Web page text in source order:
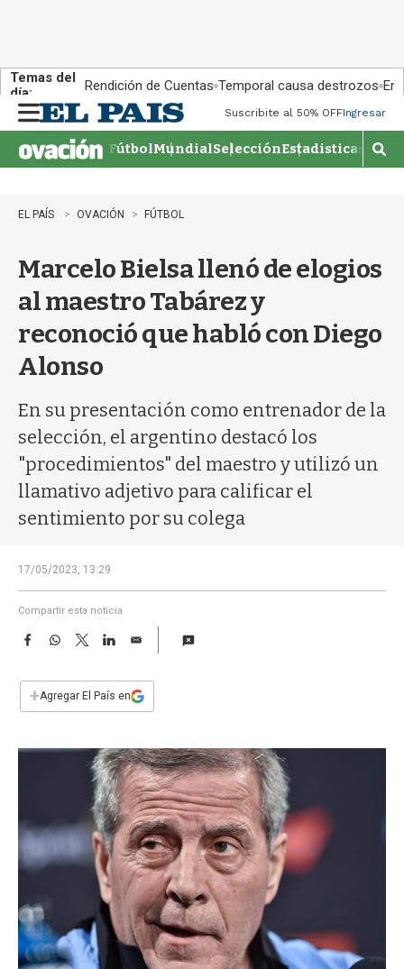
Temas del
día:
Rendición de Cuentas Temporal causa destrozos En
n
u
Suscribite al 50% OFFIngresar
FútbolMundialSelecciónEstadisticas
M
o
r
b
q
a
EL PAÍS OVACIÓN FÚTBOL
Marcelo Bielsa llenó de elogios
al maestro Tabárez y
reconoció que habló con Diego
Alonso
En su presentación como entrenador de la
selección, el argentino destacó los
"procedimientos" del maestro y utilizó un
llamativo adjetivo para calificar el
sentimiento por su colega
17/05/2023, 13:29
Compartir esta noticia
F
e
b
W
s
T
w
t
L
n
E
i
l
+Agregar El País en